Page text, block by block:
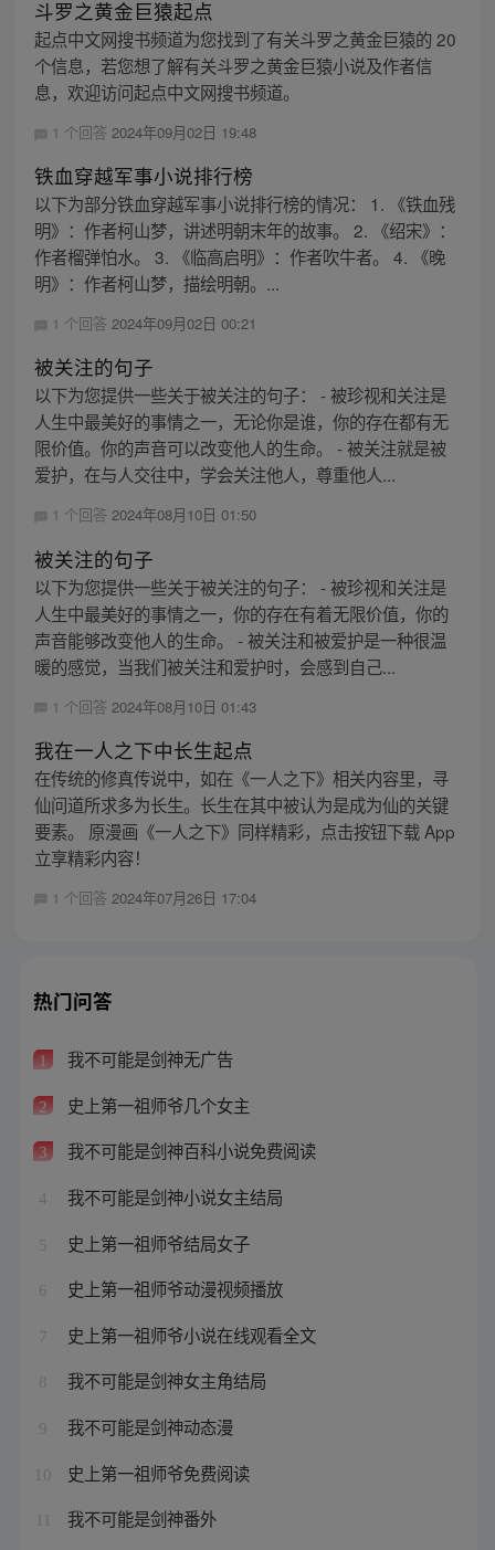
斗罗之黄金巨猿起点
起点中文网搜书频道为您找到了有关斗罗之黄金巨猿的 20
个信息，若您想了解有关斗罗之黄金巨猿小说及作者信
息，欢迎访问起点中文网搜书频道。
1 个回答 2024年09月02日 19:48
铁血穿越军事小说排行榜
以下为部分铁血穿越军事小说排行榜的情况： 1. 《铁血残
明》：作者柯山梦，讲述明朝末年的故事。 2. 《绍宋》：
作者榴弹怕水。 3. 《临高启明》：作者吹牛者。 4. 《晚
明》：作者柯山梦，描绘明朝。...
1 个回答 2024年09月02日 00:21
被关注的句子
以下为您提供一些关于被关注的句子： - 被珍视和关注是
人生中最美好的事情之一，无论你是谁，你的存在都有无
限价值。你的声音可以改变他人的生命。 - 被关注就是被
爱护，在与人交往中，学会关注他人，尊重他人...
1 个回答 2024年08月10日 01:50
被关注的句子
以下为您提供一些关于被关注的句子： - 被珍视和关注是
人生中最美好的事情之一，你的存在有着无限价值，你的
声音能够改变他人的生命。 - 被关注和被爱护是一种很温
暖的感觉，当我们被关注和爱护时，会感到自己...
1 个回答 2024年08月10日 01:43
我在一人之下中长生起点
在传统的修真传说中，如在《一人之下》相关内容里，寻
仙问道所求多为长生。长生在其中被认为是成为仙的关键
要素。 原漫画《一人之下》同样精彩，点击按钮下载 App
立享精彩内容！
1 个回答 2024年07月26日 17:04
热门问答
1 我不可能是剑神无广告
2 史上第一祖师爷几个女主
3 我不可能是剑神百科小说免费阅读
4 我不可能是剑神小说女主结局
5 史上第一祖师爷结局女子
6 史上第一祖师爷动漫视频播放
7 史上第一祖师爷小说在线观看全文
8 我不可能是剑神女主角结局
9 我不可能是剑神动态漫
10 史上第一祖师爷免费阅读
我不可能是剑神番外